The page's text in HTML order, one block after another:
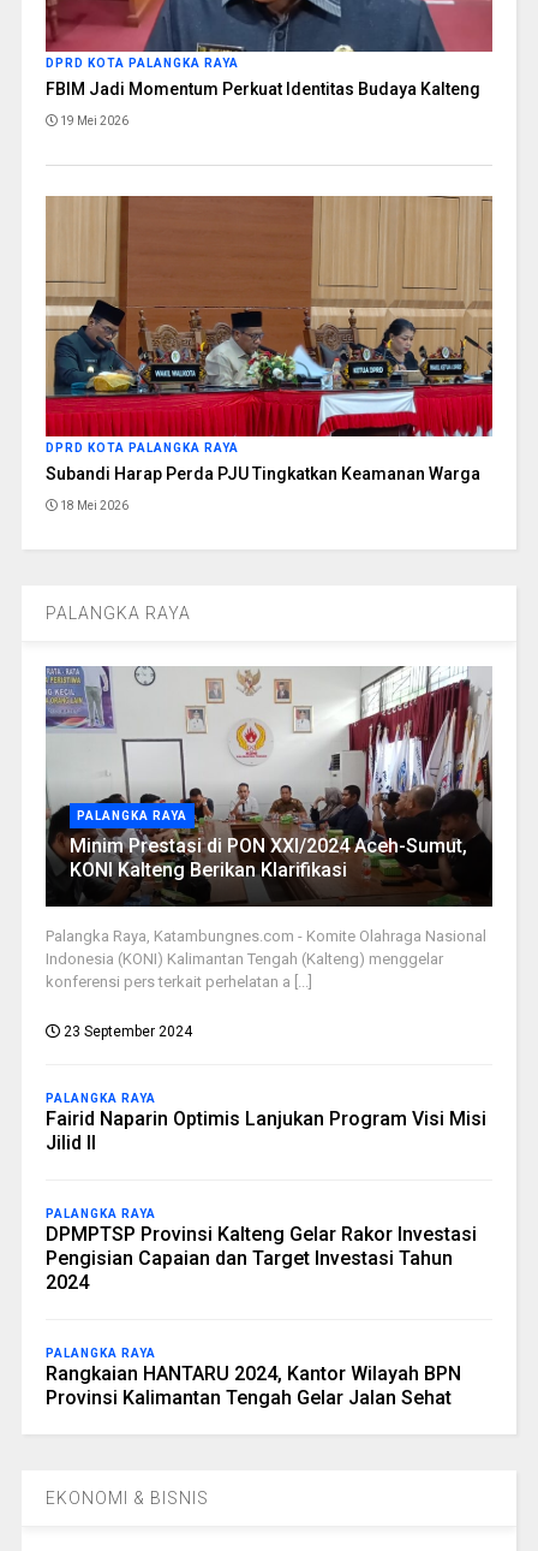
DPRD KOTA PALANGKA RAYA
FBIM Jadi Momentum Perkuat Identitas Budaya Kalteng
19 Mei 2026
DPRD KOTA PALANGKA RAYA
Subandi Harap Perda PJU Tingkatkan Keamanan Warga
18 Mei 2026
PALANGKA RAYA
PALANGKA RAYA
Minim Prestasi di PON XXI/2024 Aceh-Sumut,
KONI Kalteng Berikan Klarifikasi
Palangka Raya, Katambungnes.com - Komite Olahraga Nasional
Indonesia (KONI) Kalimantan Tengah (Kalteng) menggelar
konferensi pers terkait perhelatan a [...]
23 September 2024
PALANGKA RAYA
Fairid Naparin Optimis Lanjukan Program Visi Misi
Jilid II
PALANGKA RAYA
DPMPTSP Provinsi Kalteng Gelar Rakor Investasi
Pengisian Capaian dan Target Investasi Tahun
2024
PALANGKA RAYA
Rangkaian HANTARU 2024, Kantor Wilayah BPN
Provinsi Kalimantan Tengah Gelar Jalan Sehat
EKONOMI & BISNIS